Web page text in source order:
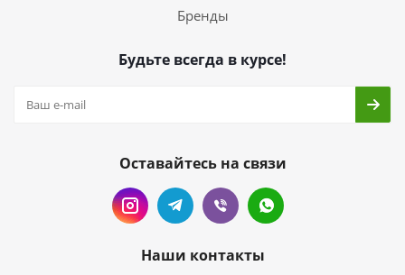
Бренды
Будьте всегда в курсе!
Оставайтесь на связи
Наши контакты